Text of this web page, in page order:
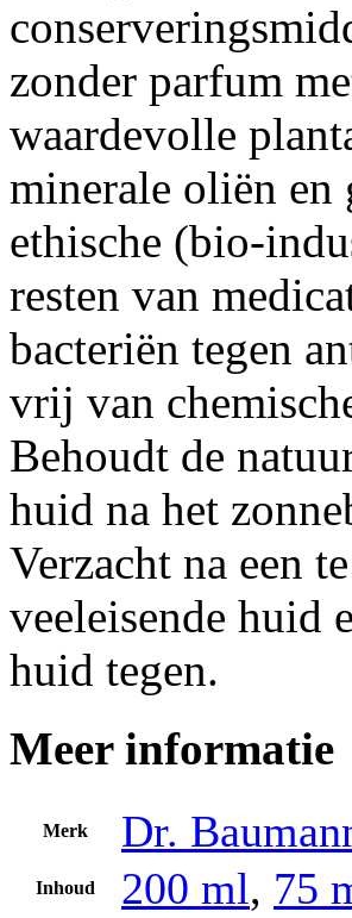
zonder parfum
waardevolle
minerale oliën
ethische (bio-
resten van
bacteriën tegen
vrij van
Behoudt de
huid na het
Verzacht na een
veeleisende huid
huid tegen.
Meer informatie
Merk Dr.
Inhoud 200 ml, 75